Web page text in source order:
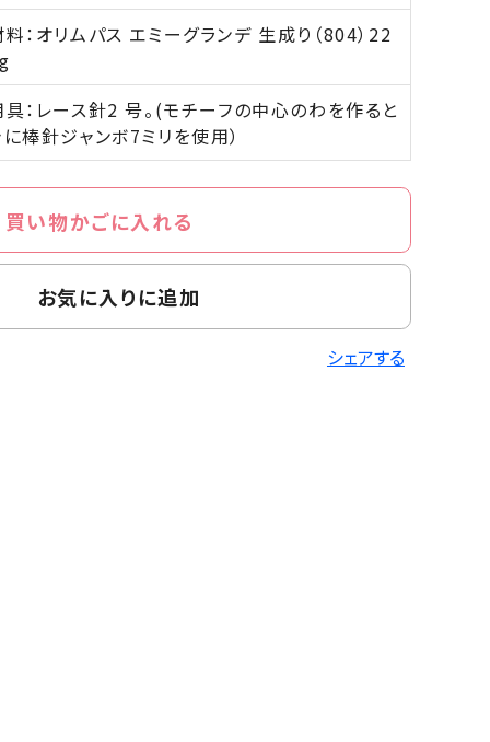
：オリムパス エミーグランデ 生成り（804）22
具：レース針2 号。(モチーフの中心のわを作ると
に棒針ジャンボ7ミリを使用）
買い物かごに入れる
お気に入りに追加
シェアする